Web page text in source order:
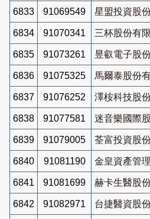
6833 91069549 星盟投資股
6834 91070341 三杯股份有
6835 91073261 昱叡電子股
6836 91075325 馬爾泰股份
6837 91076252 澤桉科技股
6838 91077581 迷音樂國際
6839 91079005 荃富投資股
6840 91081190 金皇資產管
6841 91081699 赫卡生醫股
6842 91082971 台捷醫資股